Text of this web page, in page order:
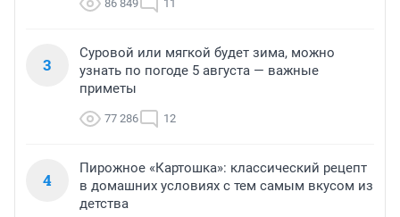
86 849 11
3
Суровой или мягкой будет зима, можно
узнать по погоде 5 августа — важные
приметы
77 286 12
4
Пирожное «Картошка»: классический рецепт
в домашних условиях с тем самым вкусом из
детства